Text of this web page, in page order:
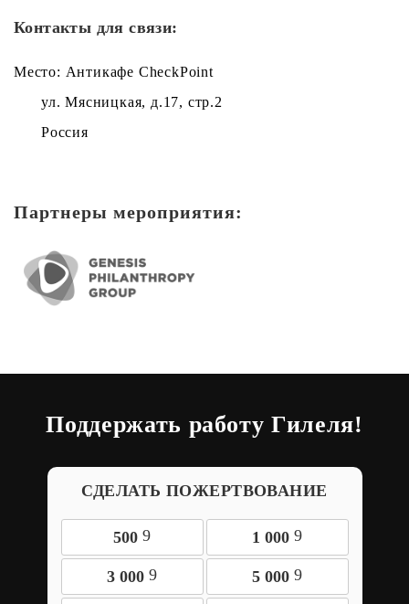
Контакты для связи:
Место: Антикафе CheckPoint
ул. Мясницкая, д.17, стр.2
Россия
Партнеры мероприятия:
Поддержать работу Гилеля!
СДЕЛАТЬ ПОЖЕРТВОВАНИЕ
500 9 1 000 9
3 000 9 5 000 9